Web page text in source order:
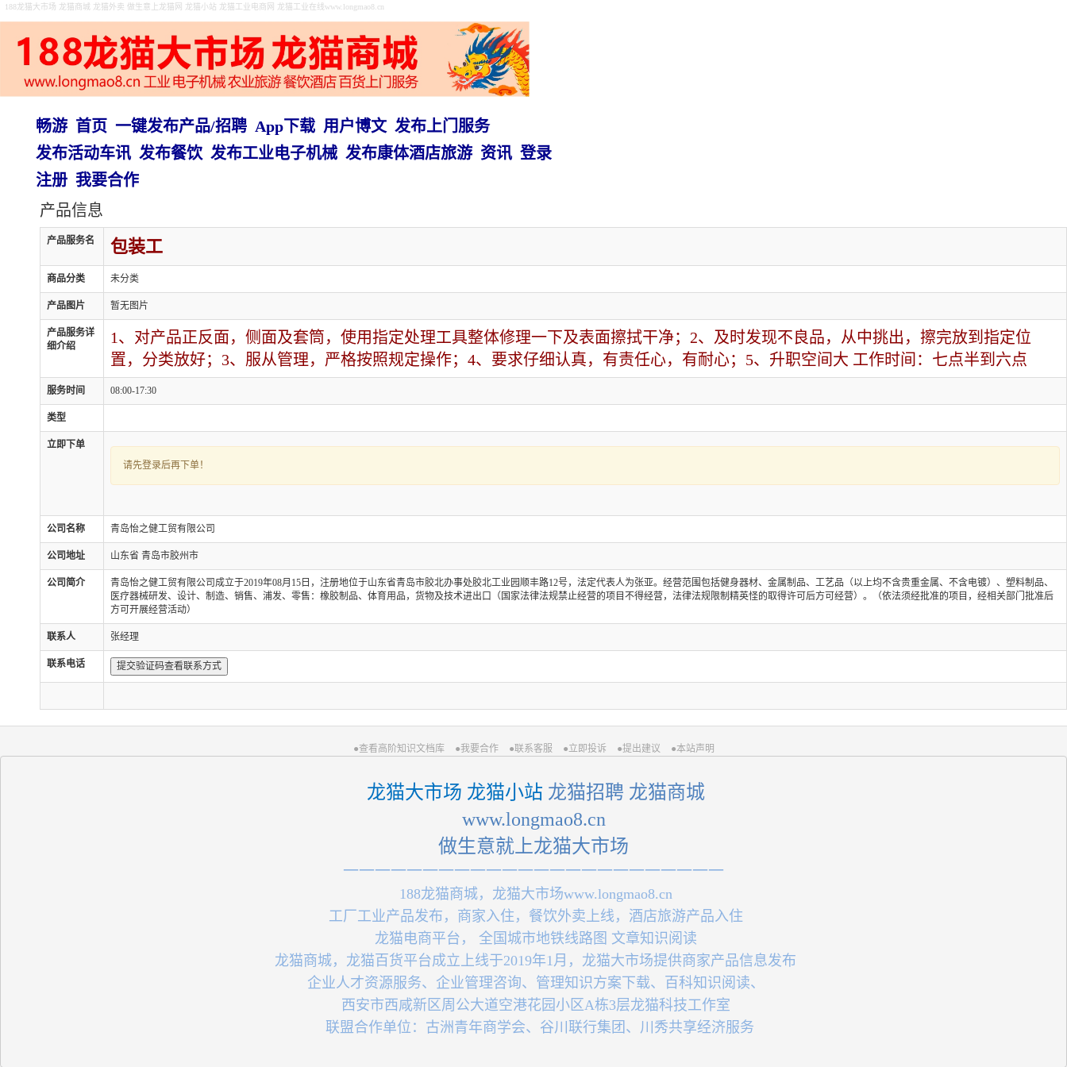
188龙猫大市场 龙猫商城 龙猫外卖 做生意上龙猫网 龙猫小站 龙猫工业电商网 龙猫工业在线www.longmao8.cn
畅游 首页 一键发布产品/招聘 App下载 用户博文 发布上门服务
发布活动车讯 发布餐饮 发布工业电子机械 发布康体酒店旅游 资讯 登录
注册 我要合作
产品信息
产品服务名 包装工
商品分类 未分类
产品图片 暂无图片
产品服务详
细介绍
1、对产品正反面，侧面及套筒，使用指定处理工具整体修理一下及表面擦拭干净；2、及时发现不良品，从中挑出，擦完放到指定位
置，分类放好；3、服从管理，严格按照规定操作；4、要求仔细认真，有责任心，有耐心；5、升职空间大 工作时间：七点半到六点
服务时间 08:00-17:30
类型
立即下单
请先登录后再下单！
公司名称 青岛怡之健工贸有限公司
公司地址 山东省 青岛市胶州市
公司简介
青岛怡之健工贸有限公司成立于2019年08月15日，注册地位于山东省青岛市胶北办事处胶北工业园顺丰路12号，法定代表人为张亚。经营范围包括健身器材、金属制品、工艺品（以上均不含贵重金属、不含电镀）、塑料制品、
医疗器械研发、设计、制造、销售、浦发、零售：橡胶制品、体育用品，货物及技术进出口（国家法律法规禁止经营的项目不得经营，法律法规限制精英怪的取得许可后方可经营）。（依法须经批准的项目，经相关部门批准后
方可开展经营活动）
联系人 张经理
联系电话 提交验证码查看联系方式
●查看高阶知识文档库 ●我要合作 ●联系客服 ●立即投诉 ●提出建议 ●本站声明
龙猫大市场 龙猫小站 龙猫招聘 龙猫商城
www.longmao8.cn
做生意就上龙猫大市场
一一一一一一一一一一一一一一一一一一一一一一一一
188龙猫商城，龙猫大市场www.longmao8.cn
工厂工业产品发布，商家入住，餐饮外卖上线，酒店旅游产品入住
龙猫电商平台， 全国城市地铁线路图 文章知识阅读
龙猫商城，龙猫百货平台成立上线于2019年1月，龙猫大市场提供商家产品信息发布
企业人才资源服务、企业管理咨询、管理知识方案下载、百科知识阅读、
西安市西咸新区周公大道空港花园小区A栋3层龙猫科技工作室
联盟合作单位：古洲青年商学会、谷川联行集团、川秀共享经济服务